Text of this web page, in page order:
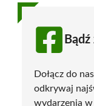
Dołącz do
odkrywaj
wydarzenia